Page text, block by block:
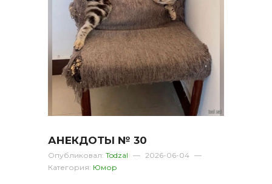
АНЕКДОТЫ № 30
Опубликовал: Todzal — 2026-06-04 —
Категория: Юмор